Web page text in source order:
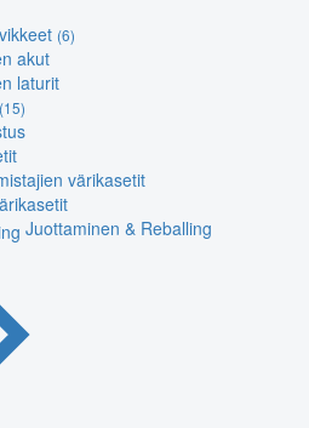
(6)
akut
laturit
(15)
värikasetit
Juottaminen & Reballing